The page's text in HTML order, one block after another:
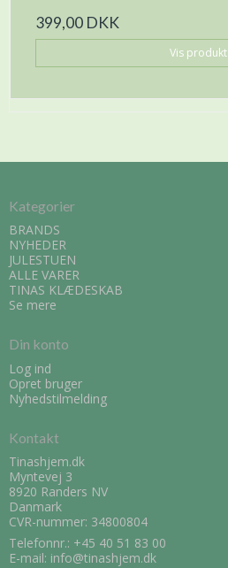
399,00 DKK
Vis produkt
Kategorier
BRANDS
NYHEDER
JULESTUEN
ALLE VARER
TINAS KLÆDESKAB
Se mere
Din konto
Log ind
Opret bruger
Nyhedstilmelding
Kontakt
Tinashjem.dk
Myntevej 3
8920 Randers NV
Danmark
CVR-nummer: 34800804
Telefonnr.: +45 40 51 83 00
E-mail: info@tinashjem.dk